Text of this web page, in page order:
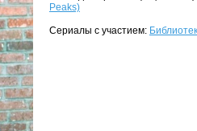
Peaks)
Сериалы с участием: